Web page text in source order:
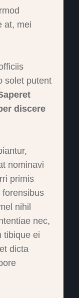
at, mei
solet putent
discere
nominavi
primis
forensibus
nihil
nec,
tibique ei
dicta